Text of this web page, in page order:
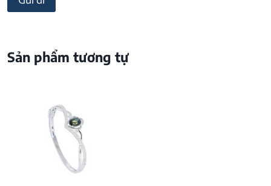
Sản phẩm tương tự